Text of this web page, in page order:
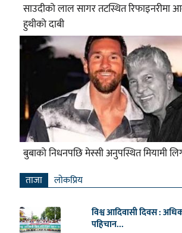
साउदीको लाल सागर तटस्थित रिफाइनरीमा
हुथीको दाबी
बुबाको निधनपछि मेस्सी अनुपस्थित मियामी
ताजा लाेकप्रिय
विश्व आदिवासी दिवस :
पहिचान...